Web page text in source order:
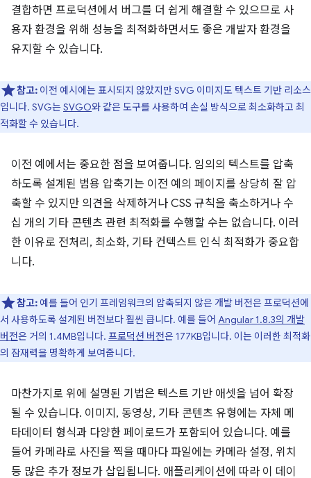
결합하면 프로덕션에서 버그를 더 쉽게 해결할 수 있으므로 사
용자 환경을 위해 성능을 최적화하면서도 좋은 개발자 환경을
유지할 수 있습니다.
참고: 이전 예시에는 표시되지 않았지만 SVG 이미지도 텍스트 기반 리소스
입니다. SVG는SVGO와 같은 도구를 사용하여 손실 방식으로 최소화하고 최
적화할 수 있습니다.
이전 예에서는 중요한 점을 보여줍니다. 임의의 텍스트를 압축
하도록 설계된 범용 압축기는 이전 예의 페이지를 상당히 잘 압
축할 수 있지만 의견을 삭제하거나 CSS 규칙을 축소하거나 수
십 개의 기타 콘텐츠 관련 최적화를 수행할 수는 없습니다. 이러
한 이유로 전처리, 최소화, 기타 컨텍스트 인식 최적화가 중요합
니다.
참고: 예를 들어 인기 프레임워크의 압축되지 않은 개발 버전은 프로덕션에
서 사용하도록 설계된 버전보다 훨씬 큽니다. 예를 들어 Angular 1.8.3의 개발
버전은 거의 1.4MB입니다. 프로덕션 버전은 177KB입니다. 이는 이러한 최적화
의 잠재력을 명확하게 보여줍니다.
마찬가지로 위에 설명된 기법은 텍스트 기반 애셋을 넘어 확장
될 수 있습니다. 이미지, 동영상, 기타 콘텐츠 유형에는 자체 메
타데이터 형식과 다양한 페이로드가 포함되어 있습니다. 예를
들어 카메라로 사진을 찍을 때마다 파일에는 카메라 설정, 위치
등 많은 추가 정보가 삽입됩니다. 애플리케이션에 따라 이 데이